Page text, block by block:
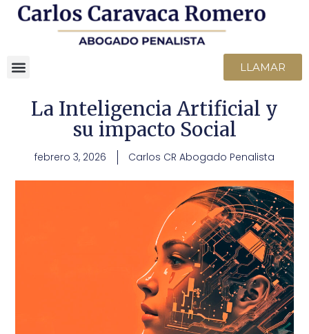
LLAMAR
La Inteligencia Artificial y
su impacto Social
febrero 3, 2026 Carlos CR Abogado Penalista